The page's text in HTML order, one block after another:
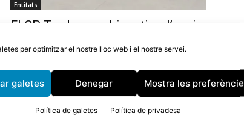
per optimitzar el nostre lloc web i el nostre servei.
galetes Denegar Mostra les
Política de galetes Política de privadesa
Entitats
El CP Tordera podria retirar l’equip
aconsegueixen 10.000€
5 d'agost de 2026
Avui arrenca una nova edició
Fresca